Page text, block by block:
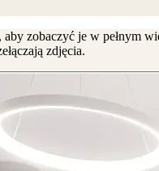
zobaczyć je w pełnym
zdjęcia.